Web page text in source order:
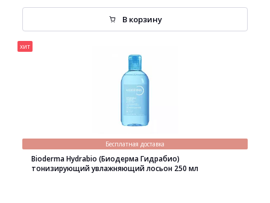
В корзину
хит
Бесплатная доставка
Bioderma Hydrabio (Биодерма Гидрабио)
тонизирующий увлажняющий лосьон 250 мл